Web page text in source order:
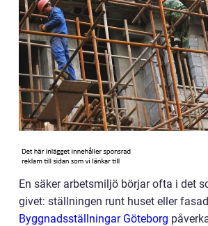
En säker arbetsmiljö börjar ofta i det
givet: ställningen runt huset eller
Byggnadsställningar Göteborg